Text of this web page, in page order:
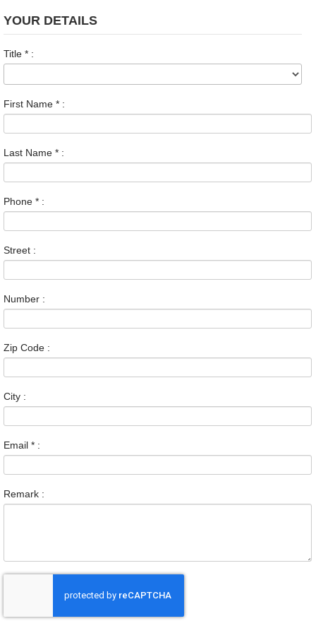
YOUR DETAILS
Title * :
First Name * :
Last Name * :
Phone * :
Street :
Number :
Zip Code :
City :
Email * :
Remark :